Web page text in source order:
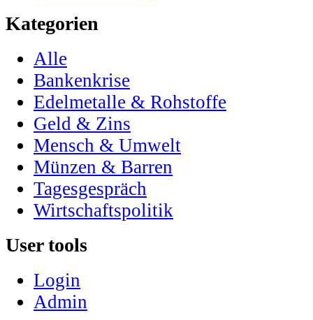
Kategorien
Alle
Bankenkrise
Edelmetalle & Rohstoffe
Geld & Zins
Mensch & Umwelt
Münzen & Barren
Tagesgespräch
Wirtschaftspolitik
User tools
Login
Admin